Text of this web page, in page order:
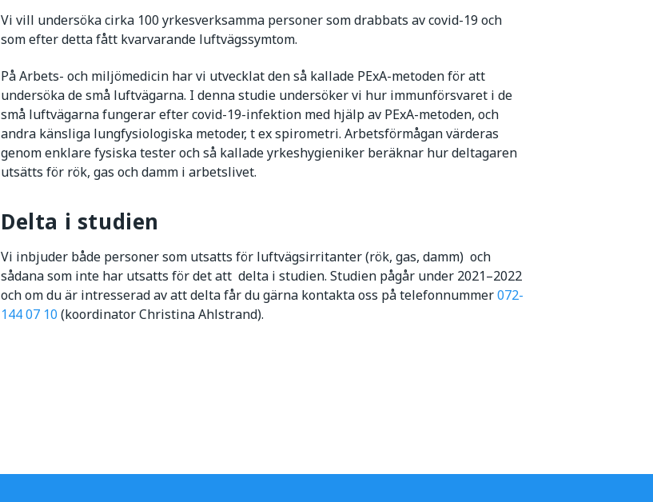
Vi vill undersöka cirka 100 yrkesverksamma personer som drabbats av covid-19 och
som efter detta fått kvarvarande luftvägssymtom.
På Arbets- och miljömedicin har vi utvecklat den så kallade PExA-metoden för att
undersöka de små luftvägarna. I denna studie undersöker vi hur immunförsvaret i de
små luftvägarna fungerar efter covid-19-infektion med hjälp av PExA-metoden, och
andra känsliga lungfysiologiska metoder, t ex spirometri. Arbetsförmågan värderas
genom enklare fysiska tester och så kallade yrkeshygieniker beräknar hur deltagaren
utsätts för rök, gas och damm i arbetslivet.
Delta i studien
Vi inbjuder både personer som utsatts för luftvägsirritanter (rök, gas, damm) och
sådana som inte har utsatts för det att delta i studien. Studien pågår under 2021–2022
och om du är intresserad av att delta får du gärna kontakta oss på telefonnummer072-
144 07 10 (koordinator Christina Ahlstrand).